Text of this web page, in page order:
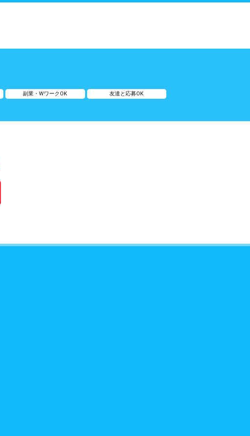
副業・WワークOK
友達と応募OK